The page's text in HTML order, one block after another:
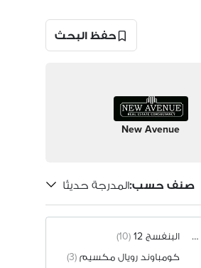
حفظ البحث
New Avenue
صنف حسب:المدرجة حديثًا
البنفسج 12
(10)
كومباوند رويال مكسيم(3)